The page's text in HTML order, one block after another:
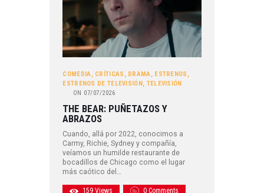
COMEDIA, CRÍTICAS , DRAMA, ESTRENOS ,
ESTRENOS DE TELEVISIÓN, TELEVISIÓN
ON 07/07/2026
THE BEAR: PUÑETAZOS Y
ABRAZOS
Cuando, allá por 2022, conocimos a
Carmy, Richie, Sydney y compañía,
veíamos un humilde restaurante de
bocadillos de Chicago como el lugar
más caótico del…
159 Views 0 Comments